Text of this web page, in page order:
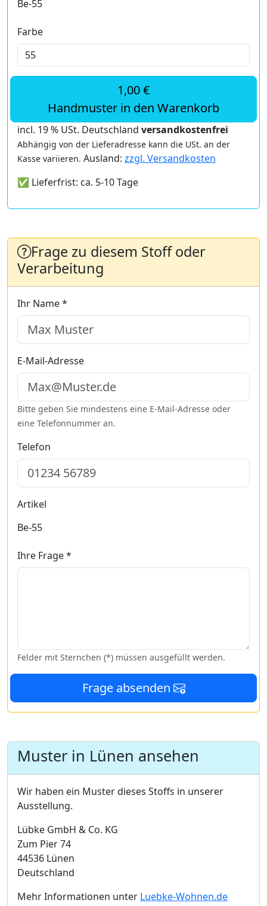
Be-55
Farbe
1,00 €
Handmuster in den Warenkorb
incl. 19 % USt. Deutschland versandkostenfrei
Abhängig von der Lieferadresse kann die USt. an der
Kasse variieren. Ausland: zzgl. Versandkosten
✅ Lieferfrist: ca. 5-10 Tage
Frage zu diesem Stoff oder
Verarbeitung
Ihr Name *
E-Mail-Adresse
Bitte geben Sie mindestens eine E-Mail-Adresse oder
eine Telefonnummer an.
Telefon
Artikel
Be-55
Ihre Frage *
Felder mit Sternchen (*) müssen ausgefüllt werden.
Frage absenden
Muster in Lünen ansehen
Wir haben ein Muster dieses Stoffs in unserer
Ausstellung.
Lübke GmbH & Co. KG
Zum Pier 74
44536 Lünen
Deutschland
Mehr Informationen unter Luebke-Wohnen.de